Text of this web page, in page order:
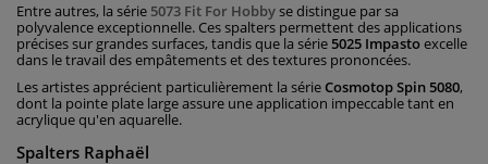
Entre autres, la série 5073 Fit For Hobbyse distingue par sa
polyvalence exceptionnelle. Ces spalters permettent des applications
précises sur grandes surfaces, tandis que la série5025 Impastoexcelle
dans le travail des empâtements et des textures prononcées.
Les artistes apprécient particulièrement la sérieCosmotop Spin 5080,
dont la pointe plate large assure une application impeccable tant en
acrylique qu'en aquarelle.
Spalters Raphaël